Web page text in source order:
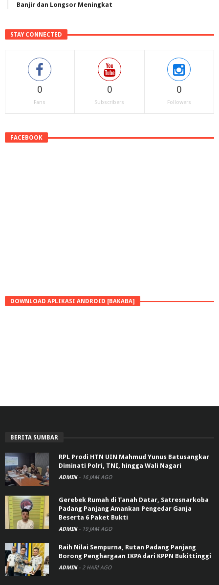
Banjir dan Longsor Meningkat
STAY CONNECTED
0
Fans
0
Subscribers
0
Followers
FACEBOOK
DOWNLOAD APLIKASI ANDROID [BAKABA]
BERITA SUMBAR
RPL Prodi HTN UIN Mahmud Yunus Batusangkar
Diminati Polri, TNI, hingga Wali Nagari
ADMIN - 16 JAM AGO
Gerebek Rumah di Tanah Datar, Satresnarkoba
Padang Panjang Amankan Pengedar Ganja
Beserta 6 Paket Bukti
ADMIN - 19 JAM AGO
Raih Nilai Sempurna, Rutan Padang Panjang
Borong Penghargaan IKPA dari KPPN Bukittinggi
ADMIN - 2 HARI AGO